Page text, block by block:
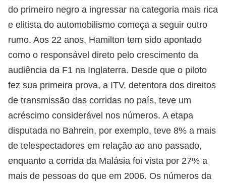
do primeiro negro a ingressar na categoria mais rica
e elitista do automobilismo começa a seguir outro
rumo. Aos 22 anos, Hamilton tem sido apontado
como o responsável direto pelo crescimento da
audiência da F1 na Inglaterra. Desde que o piloto
fez sua primeira prova, a ITV, detentora dos direitos
de transmissão das corridas no país, teve um
acréscimo considerável nos números. A etapa
disputada no Bahrein, por exemplo, teve 8% a mais
de telespectadores em relação ao ano passado,
enquanto a corrida da Malásia foi vista por 27% a
mais de pessoas do que em 2006. Os números da